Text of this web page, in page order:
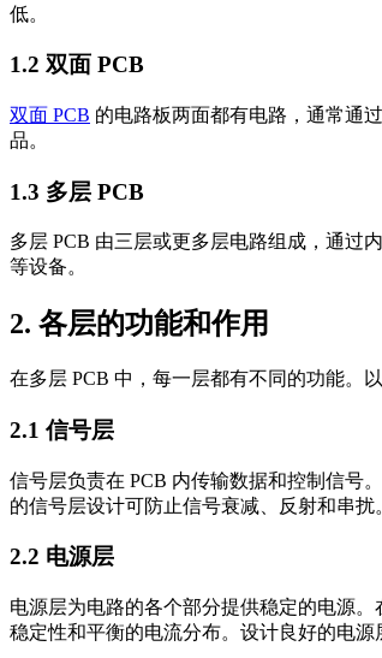
低。
1.2 双面 PCB
双面 PCB 的电路板两面都有电路，通常通
品。
1.3 多层 PCB
多层 PCB 由三层或更多层电路组成，通过
等设备。
2. 各层的功能和作用
在多层 PCB 中，每一层都有不同的功能。
2.1 信号层
信号层负责在 PCB 内传输数据和控制信号
的信号层设计可防止信号衰减、反射和串扰
2.2 电源层
电源层为电路的各个部分提供稳定的电源
稳定性和平衡的电流分布。设计良好的电源